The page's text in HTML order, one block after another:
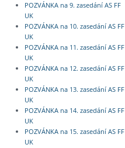
POZVÁNKA na 9. zasedání AS FF
UK
POZVÁNKA na 10. zasedání AS FF
UK
POZVÁNKA na 11. zasedání AS FF
UK
POZVÁNKA na 12. zasedání AS FF
UK
POZVÁNKA na 13. zasedání AS FF
UK
POZVÁNKA na 14. zasedání AS FF
UK
POZVÁNKA na 15. zasedání AS FF
UK